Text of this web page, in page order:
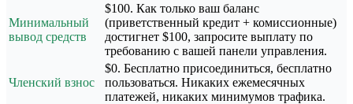
Минимальный
вывод средств
$100. Как только ваш баланс
(приветственный кредит + комиссионные)
достигнет $100, запросите выплату по
требованию с вашей панели управления.
Членский взнос
$0. Бесплатно присоединиться, бесплатно
пользоваться. Никаких ежемесячных
платежей, никаких минимумов трафика.